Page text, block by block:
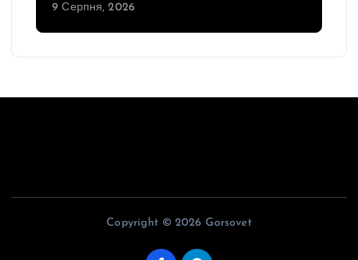
9 Серпня, 2026
Copyright © 2026 Gorsovet